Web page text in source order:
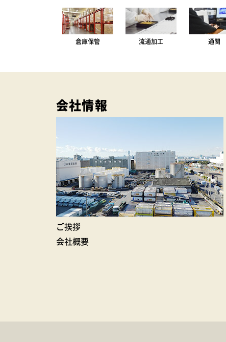
倉庫保管 流通加工 通関
会社情報
ご挨拶
会社概要